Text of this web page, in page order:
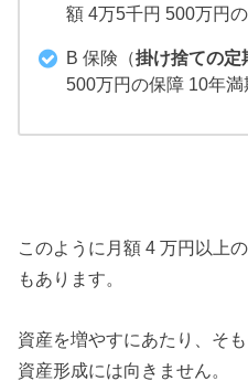
額 4万5千円 500万円
B 保険（掛け捨ての定
500万円の保障 10年満
このように月額 4 万円以上
もあります。
資産を増やすにあたり、そ
資産形成には向きません。